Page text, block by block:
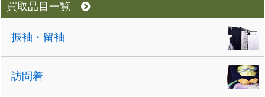
買取品目一覧
振袖・留袖
訪問着